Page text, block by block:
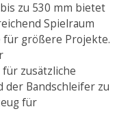
zu 530 mm bietet
Spielraum
größere Projekte.
zusätzliche
der Bandschleifer zu
für